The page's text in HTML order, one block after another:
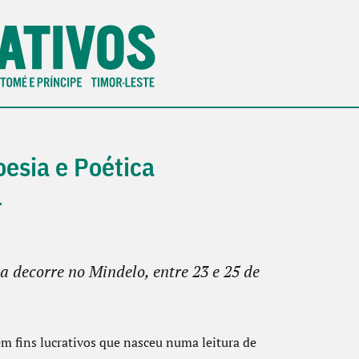
e Poética
no Mindelo, entre 23 e 25 de
fins lucrativos que nasceu numa leitura de